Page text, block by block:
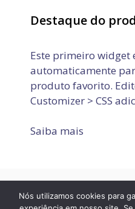
Destaque do
Este primeiro widget
automaticamente
produto favorito.
Customizer > CSS
Saiba mais
Política de Privacidade
Nós utilizamos cookies para